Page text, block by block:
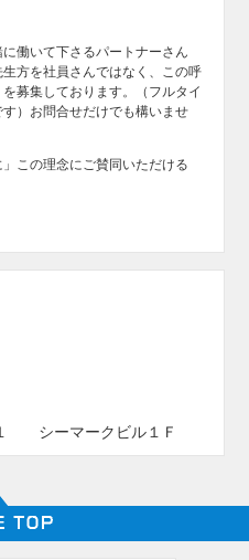
働いて下さるパートナーさん
生方を社員さんではなく、この呼
募集しております。（フルタイ
）お問合せだけでも構いませ
この理念にご賛同いただける
シーマークビル１Ｆ